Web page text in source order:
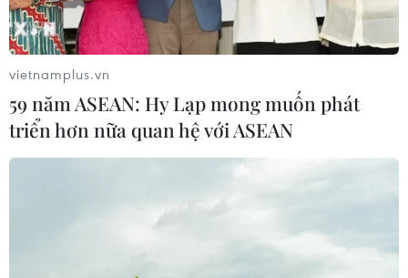
TIN CÙNG CHUYÊN MỤC
hơn 300 trẻ em tử vong do Ebola
vietnamplus.vn
59 năm ASEAN: Hy Lạp mong muốn phát
triển hơn nữa quan hệ với ASEAN